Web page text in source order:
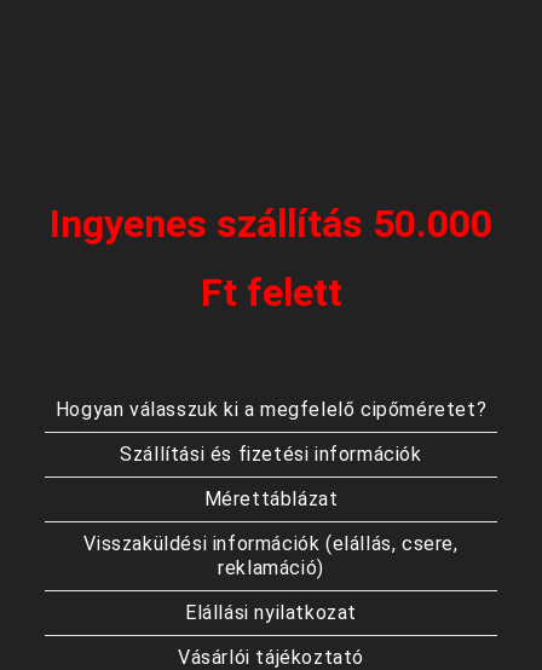
Ingyenes szállítás 50.000
Ft felett
Hogyan válasszuk ki a megfelelő cipőméretet?
Szállítási és fizetési információk
Mérettáblázat
Visszaküldési információk (elállás, csere,
reklamáció)
Elállási nyilatkozat
Vásárlói tájékoztató